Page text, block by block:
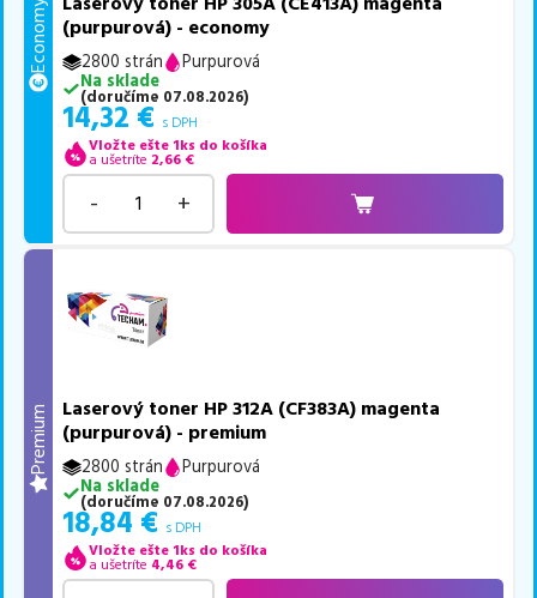
Economy
(purpurová) - economy
2800 strán
Purpurová
Na sklade
(doručíme 07.08.2026)
14,32 € s DPH
Vložte ešte 1ks do košíka
a ušetríte 2,66 €
- +
Premium
Laserový toner HP 312A (CF383A) magenta
(purpurová) - premium
2800 strán
Purpurová
Na sklade
(doručíme 07.08.2026)
18,84 € s DPH
Vložte ešte 1ks do košíka
a ušetríte 4,46 €